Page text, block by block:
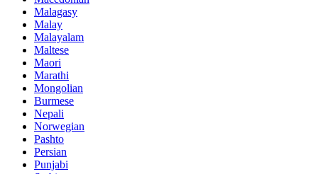
Malagasy
Malay
Malayalam
Maltese
Maori
Marathi
Mongolian
Burmese
Nepali
Norwegian
Pashto
Persian
Punjabi